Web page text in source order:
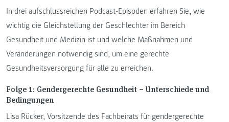
In drei aufschlussreichen Podcast-Episoden erfahren Sie, wie
wichtig die Gleichstellung der Geschlechter im Bereich
Gesundheit und Medizin ist und welche Maßnahmen und
Veränderungen notwendig sind, um eine gerechte
Gesundheitsversorgung für alle zu erreichen.
Folge 1: Gendergerechte Gesundheit − Unterschiede und
Bedingungen
Lisa Rücker, Vorsitzende des Fachbeirats für gendergerechte